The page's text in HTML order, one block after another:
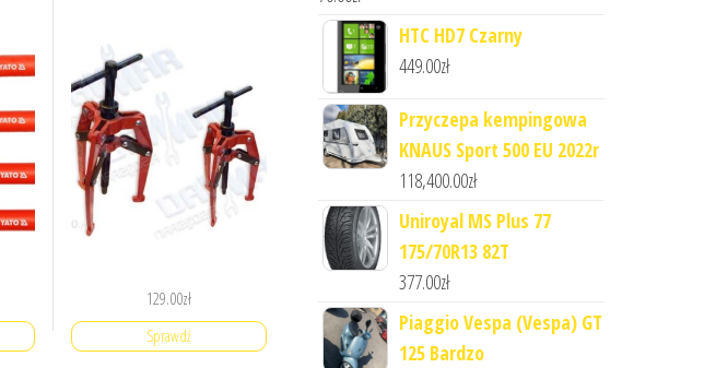
129.00zł
Sprawdź
HTC HD7 Czarny
449.00zł
Przyczepa kempingowa
KNAUS Sport 500 EU 2022r
118,400.00zł
Uniroyal MS Plus 77
175/70R13 82T
377.00zł
Piaggio Vespa (Vespa) GT
125 Bardzo